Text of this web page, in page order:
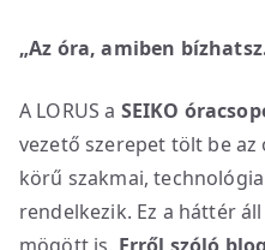
„Az óra, amiben
A LORUS a SEIKO
vezető szerepet tölt be az
körű szakmai,
rendelkezik. Ez a háttér